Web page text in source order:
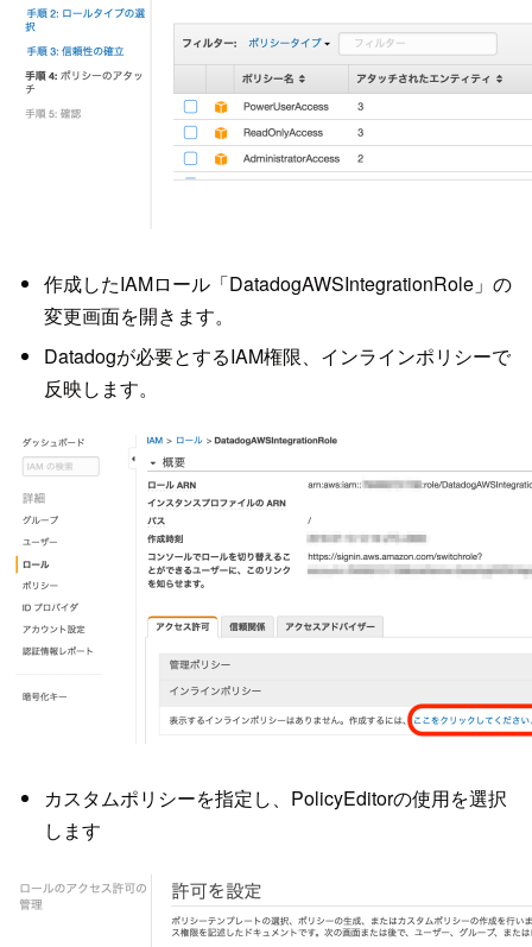
作成したIAMロール「DatadogAWSIntegrationRole」の
変更画面を開きます。
Datadogが必要とするIAM権限、インラインポリシーで
反映します。
カスタムポリシーを指定し、PolicyEditorの使用を選択
します